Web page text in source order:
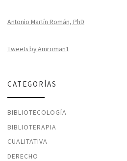
Antonio Martín Román, PhD
Tweets by Amroman1
CATEGORÍAS
BIBLIOTECOLOGÍA
BIBLIOTERAPIA
CUALITATIVA
DERECHO